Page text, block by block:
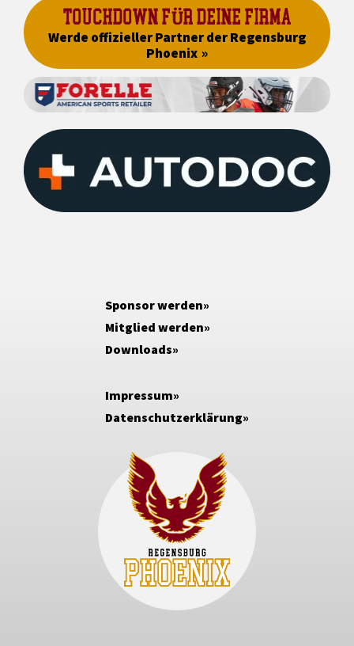
TOUCHDOWN FÜR DEINE FIRMA
Werde offizieller Partner der Regensburg
Phoenix
Sponsor werden
Mitglied werden
Downloads
Impressum
Datenschutzerklärung